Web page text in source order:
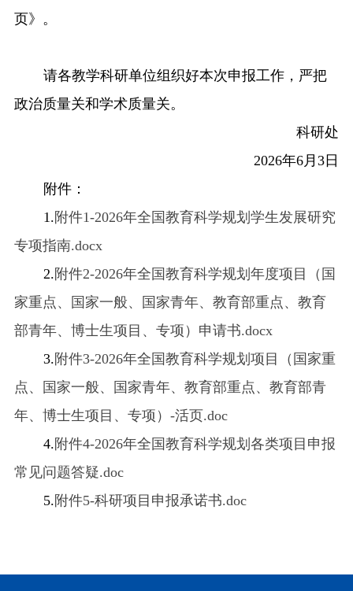
页》。
请各教学科研单位组织好本次申报工作，严把
政治质量关和学术质量关。
科研处
2026年6月3 日
附件：
1. 附件1-2026年全国教育科学规划学生发展研究
专项指南.docx
2. 附件2-2026年全国教育科学规划年度项目（国
家重点、国家一般、国家青年、教育部重点、教育
部青年、博士生项目、专项）申请书.docx
3. 附件3-2026年全国教育科学规划项目（国家重
点、国家一般、国家青年、教育部重点、教育部青
年、博士生项目、专项）-活页.doc
4. 附件4-2026年全国教育科学规划各类项目申报
常见问题答疑.doc
5. 附件5-科研项目申报承诺书.doc